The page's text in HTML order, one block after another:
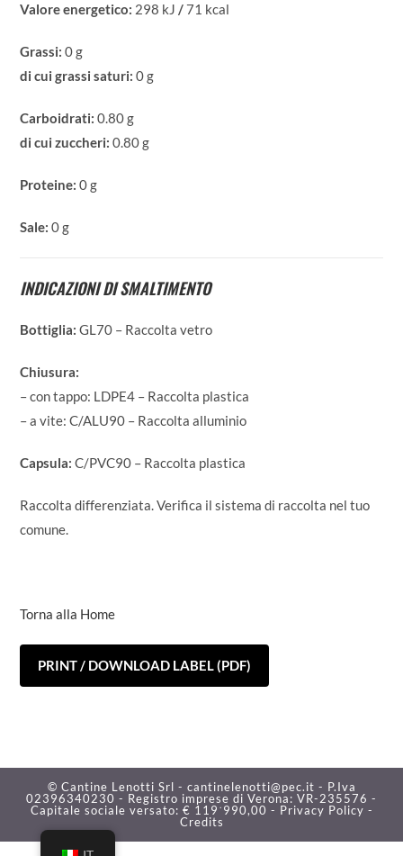
Valore energetico: 298 kJ/71 kcal
Grassi: 0 g
di cui grassi saturi: 0 g
Carboidrati: 0.80 g
di cui zuccheri: 0.80 g
Proteine:0 g
Sale:0 g
INDICAZIONI DI SMALTIMENTO
Bottiglia:GL70 – Raccolta vetro
Chiusura:
– con tappo: LDPE4 – Raccolta plastica
– a vite: C/ALU90 – Raccolta alluminio
Capsula:C/PVC90 – Raccolta plastica
Raccolta differenziata. Verifica il sistema di raccolta nel tuo
comune.
Torna alla Home
PRINT / DOWNLOAD LABEL (PDF)
© Cantine Lenotti Srl - cantinelenotti@pec.it - P.Iva
02396340230 - Registro imprese di Verona: VR-235576 -
Capitale sociale versato: € 119˙990,00 - Privacy Policy -
Credits